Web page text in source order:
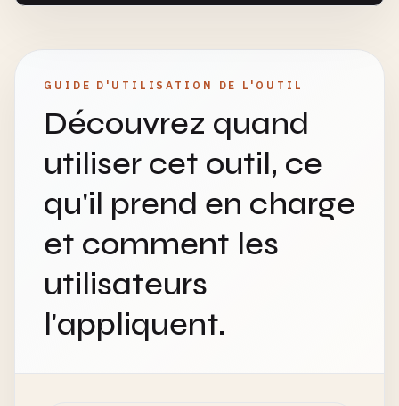
GUIDE D'UTILISATION DE L'OUTIL
Découvrez quand
utiliser cet outil, ce
qu'il prend en charge
et comment les
utilisateurs
l'appliquent.